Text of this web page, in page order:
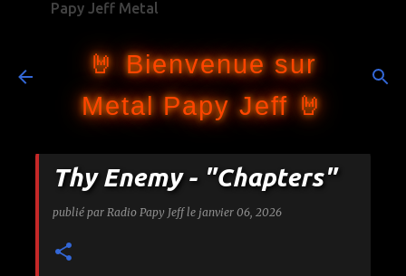
Papy Jeff Metal
🤘 Bienvenue sur
Metal Papy Jeff 🤘
Thy Enemy - "Chapters"
publié par Radio Papy Jeff le janvier 06, 2026